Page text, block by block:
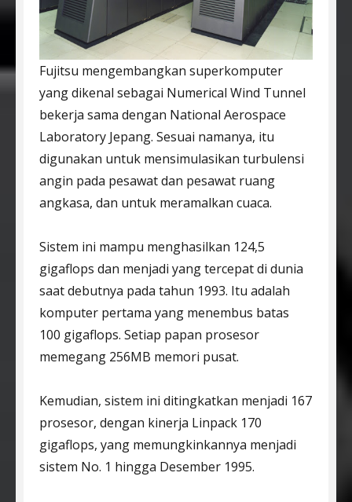
Fujitsu mengembangkan superkomputer
yang dikenal sebagai Numerical Wind Tunnel
bekerja sama dengan National Aerospace
Laboratory Jepang. Sesuai namanya, itu
digunakan untuk mensimulasikan turbulensi
angin pada pesawat dan pesawat ruang
angkasa, dan untuk meramalkan cuaca.
Sistem ini mampu menghasilkan 124,5
gigaflops dan menjadi yang tercepat di dunia
saat debutnya pada tahun 1993. Itu adalah
komputer pertama yang menembus batas
100 gigaflops. Setiap papan prosesor
memegang 256MB memori pusat.
Kemudian, sistem ini ditingkatkan menjadi 167
prosesor, dengan kinerja Linpack 170
gigaflops, yang memungkinkannya menjadi
sistem No. 1 hingga Desember 1995.